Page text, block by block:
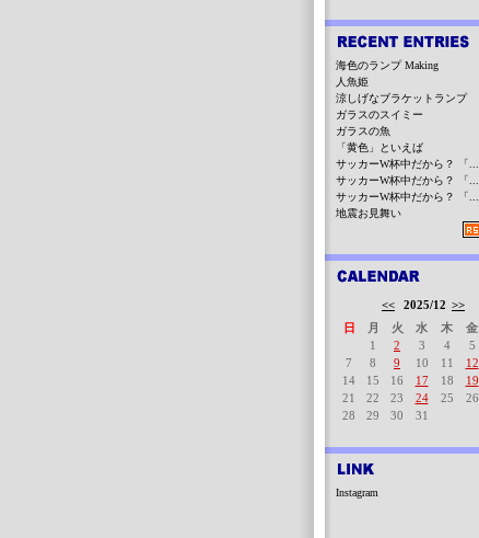
海色のランプ Making
人魚姫
涼しげなブラケットランプ
ガラスのスイミー
ガラスの魚
「黄色」といえば
サッカーW杯中だから？ 「...
サッカーW杯中だから？ 「...
サッカーW杯中だから？ 「...
地震お見舞い
<< 2025/12 >>
日
月 火 水 木 金
1
2 3 4 5
7
8 9 10 11 12
14
15 16 17 18 19
21
22 23 24 25 26
28
29 30 31
Instagram